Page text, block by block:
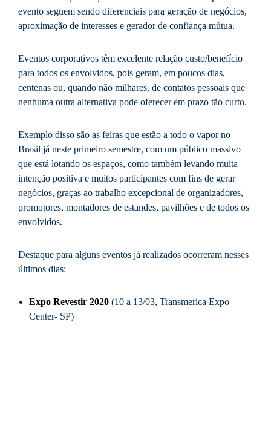
evento seguem sendo diferenciais para geração de negócios,
aproximação de interesses e gerador de confiança mútua.
Eventos corporativos têm excelente relação custo/benefício
para todos os envolvidos, pois geram, em poucos dias,
centenas ou, quando não milhares, de contatos pessoais que
nenhuma outra alternativa pode oferecer em prazo tão curto.
Exemplo disso são as feiras que estão a todo o vapor no
Brasil já neste primeiro semestre, com um público massivo
que está lotando os espaços, como também levando muita
intenção positiva e muitos participantes com fins de gerar
negócios, graças ao trabalho excepcional de organizadores,
promotores, montadores de estandes, pavilhões e de todos os
envolvidos.
Destaque para alguns eventos já realizados ocorreram nesses
últimos dias:
Expo Revestir 2020 (10 a 13/03, Transmerica Expo
Center- SP)